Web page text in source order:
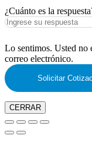
¿Cuánto es la
Lo sentimos. Usted no
correo electrónico.
CERRAR